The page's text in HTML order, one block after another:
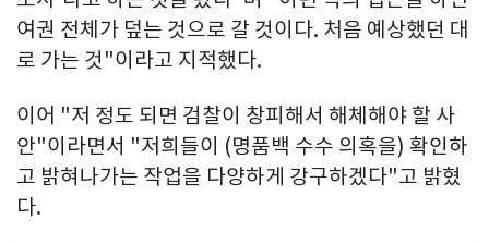
여권 전체가 덮는 것으로 갈 것이다. 처음 예상했던 대
로 가는 것"이라고 지적했다.
이어 "저 정도 되면 검찰이 창피해서 해체해야 할 사
안"이라면서 "저희들이 (명품백 수수 의혹을) 확인하
고 밝혀나가는 작업을 다양하게 강구하겠다"고 밝혔
다.